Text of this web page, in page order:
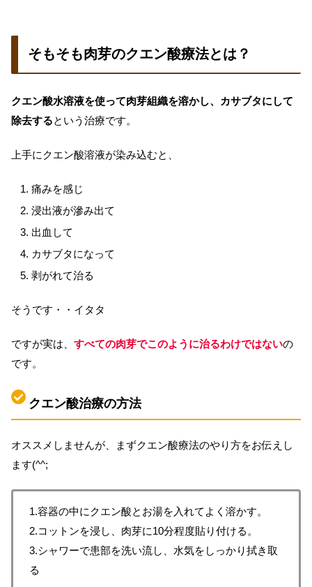
そもそも肉芽のクエン酸療法とは？
クエン酸水溶液を使って肉芽組織を溶かし、カサブタにして
除去するという治療です。
上手にクエン酸溶液が染み込むと、
痛みを感じ
浸出液が滲み出て
出血して
カサブタになって
剥がれて治る
そうです・・イタタ
ですが実は、 すべての肉芽でこのように治るわけではないの
です。
クエン酸治療の方法
オススメしませんが、まずクエン酸療法のやり方をお伝えし
ます(^^;
1.容器の中にクエン酸とお湯を入れてよく溶かす。
2.コットンを浸し、肉芽に10分程度貼り付ける。
3.シャワーで患部を洗い流し、水気をしっかり拭き取
る